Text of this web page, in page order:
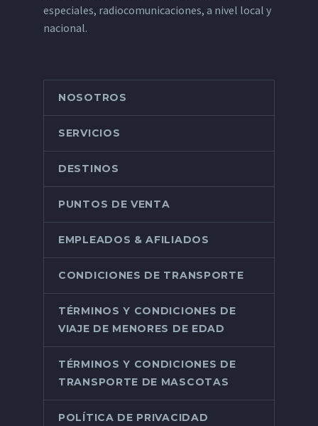
especiales, radiocomunicaciones, a nivel local y
nacional.
NOSOTROS
SERVICIOS
DESTINOS
PUNTOS DE VENTA
EMPLEADOS & AFILIADOS
CONDICIONES DE TRANSPORTE
TÉRMINOS Y CONDICIONES DE
VIAJE DE MENORES DE EDAD
TÉRMINOS Y CONDICIONES DE
TRANSPORTE DE MASCOTAS
POLÍTICA DE PRIVACIDAD